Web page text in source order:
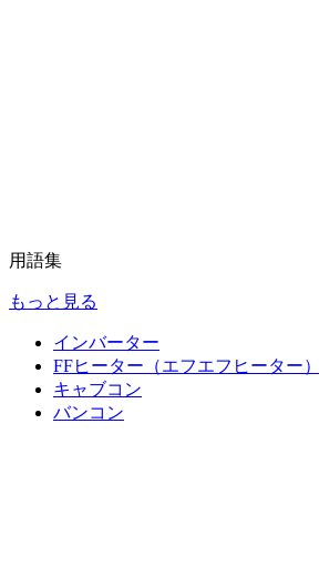
用語集
もっと見る
インバーター
FFヒーター（エフエフヒーター）
キャブコン
バンコン